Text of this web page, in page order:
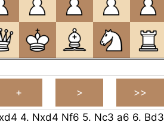
4. Nxd4 Nf6 5. Nc3 a6 6. Bd3